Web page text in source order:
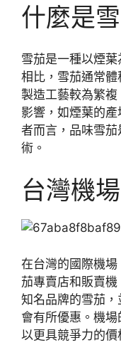
什麼是
雪茄是一種以煙
相比，雪茄通常
製造工藝較為繁
影響，如煙葉的
者而言，品味雪
術。
台灣機
在台灣的國際機
茄專賣店和販賣
知名品牌的雪茄
會有所優惠。機
以更具競爭力的價